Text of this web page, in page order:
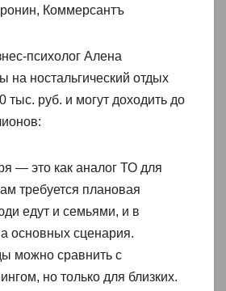
Коммерсантъ
психолог Алена
на ностальгический отдых
тыс. руб. и могут доходить до
— это как аналог ТО для
требуется плановая
едут и семьями, и в
основных сценария.
можно сравнить с
но только для близких.